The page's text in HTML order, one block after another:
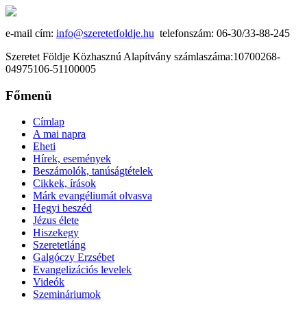
e-mail cím: info@szeretetfoldje.hu telefonszám: 06-30/33-88-245
Szeretet Földje Közhasznú Alapítvány számlaszáma:10700268-
04975106-51100005
Főmenü
Címlap
A mai napra
Eheti
Hírek, események
Beszámolók, tanúságtételek
Cikkek, írások
Márk evangéliumát olvasva
Hegyi beszéd
Jézus élete
Hiszekegy
Szeretetláng
Galgóczy Erzsébet
Evangelizációs levelek
Videók
Szemináriumok